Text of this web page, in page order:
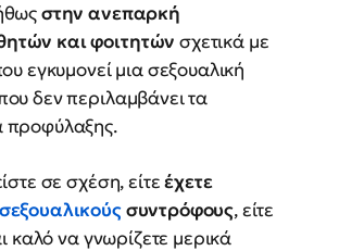
στην ανεπαρκή
και φοιτητών σχετικά με
εγκυμονεί μια σεξουαλική
δεν περιλαμβάνει τα
προφύλαξης.
σε σχέση, είτεέχετε
σεξουαλικούςσυντρόφους, είτε
καλό να γνωρίζετε μερικά